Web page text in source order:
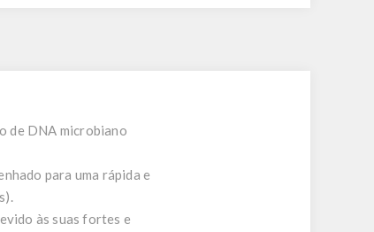
de DNA microbiano
para uma rápida e
às suas fortes e